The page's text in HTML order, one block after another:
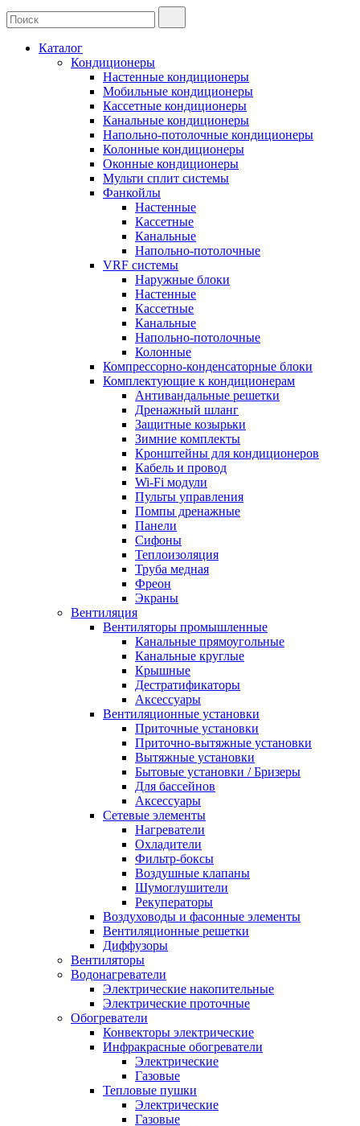
Каталог
Кондиционеры
Настенные кондиционеры
Мобильные кондиционеры
Кассетные кондиционеры
Канальные кондиционеры
Напольно-потолочные кондиционеры
Колонные кондиционеры
Оконные кондиционеры
Мульти сплит системы
Фанкойлы
Настенные
Кассетные
Канальные
Напольно-потолочные
VRF системы
Наружные блоки
Настенные
Кассетные
Канальные
Напольно-потолочные
Колонные
Компрессорно-конденсаторные блоки
Комплектующие к кондиционерам
Антивандальные решетки
Дренажный шланг
Защитные козырьки
Зимние комплекты
Кронштейны для кондиционеров
Кабель и провод
Wi-Fi модули
Пульты управления
Помпы дренажные
Панели
Сифоны
Теплоизоляция
Труба медная
Фреон
Экраны
Вентиляция
Вентиляторы промышленные
Канальные прямоугольные
Канальные круглые
Крышные
Дестратификаторы
Аксессуары
Вентиляционные установки
Приточные установки
Приточно-вытяжные установки
Вытяжные установки
Бытовые установки / Бризеры
Для бассейнов
Аксессуары
Сетевые элементы
Нагреватели
Охладители
Фильтр-боксы
Воздушные клапаны
Шумоглушители
Рекуператоры
Воздуховоды и фасонные элементы
Вентиляционные решетки
Диффузоры
Вентиляторы
Водонагреватели
Электрические накопительные
Электрические проточные
Обогреватели
Конвекторы электрические
Инфракрасные обогреватели
Электрические
Газовые
Тепловые пушки
Электрические
Газовые